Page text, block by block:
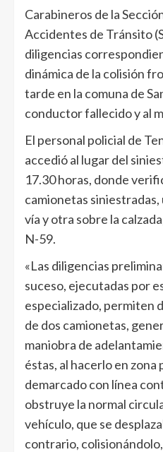
Carabineros de la
Accidentes de Tránsito
diligencias
dinámica de la colisión
tarde en la comuna de
conductor fallecido y al
El personal policial de
accedió al lugar del
17.30 horas, donde
camionetas siniestradas,
vía y otra sobre la
N-59.
«Las diligencias
suceso, ejecutadas por
especializado, permiten
de dos camionetas,
maniobra de
éstas, al hacerlo en zona
demarcado con línea
obstruye la normal
vehículo, que se
contrario,